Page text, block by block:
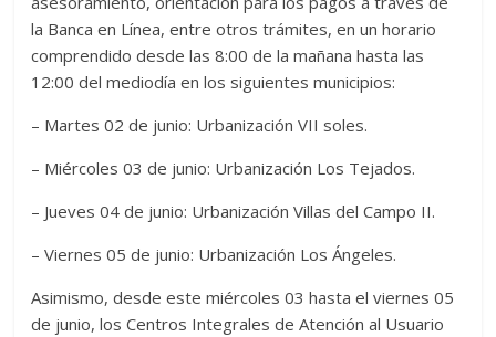
la Banca en Línea, entre otros trámites, en un horario
comprendido desde las 8:00 de la mañana hasta las
12:00 del mediodía en los siguientes municipios:
– Martes 02 de junio: Urbanización VII soles.
– Miércoles 03 de junio: Urbanización Los Tejados.
– Jueves 04 de junio: Urbanización Villas del Campo II.
– Viernes 05 de junio: Urbanización Los Ángeles.
Asimismo, desde este miércoles 03 hasta el viernes 05
de junio, los Centros Integrales de Atención al Usuario